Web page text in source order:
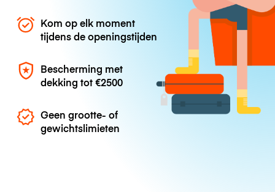
Kom op elk moment
tijdens de openingstijden
Bescherming met
dekking tot€2500
Geen grootte- of
gewichtslimieten